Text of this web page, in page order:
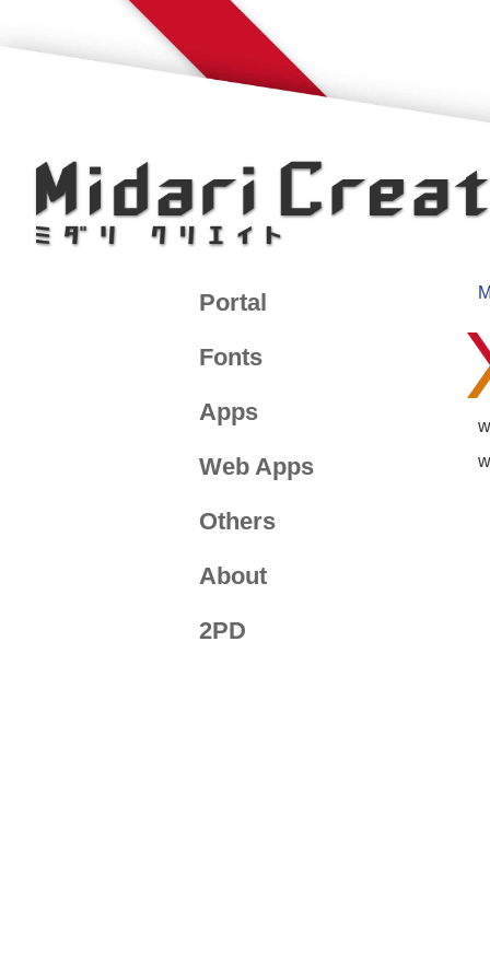
Portal
Fonts
Apps
Web Apps
Others
About
2PD